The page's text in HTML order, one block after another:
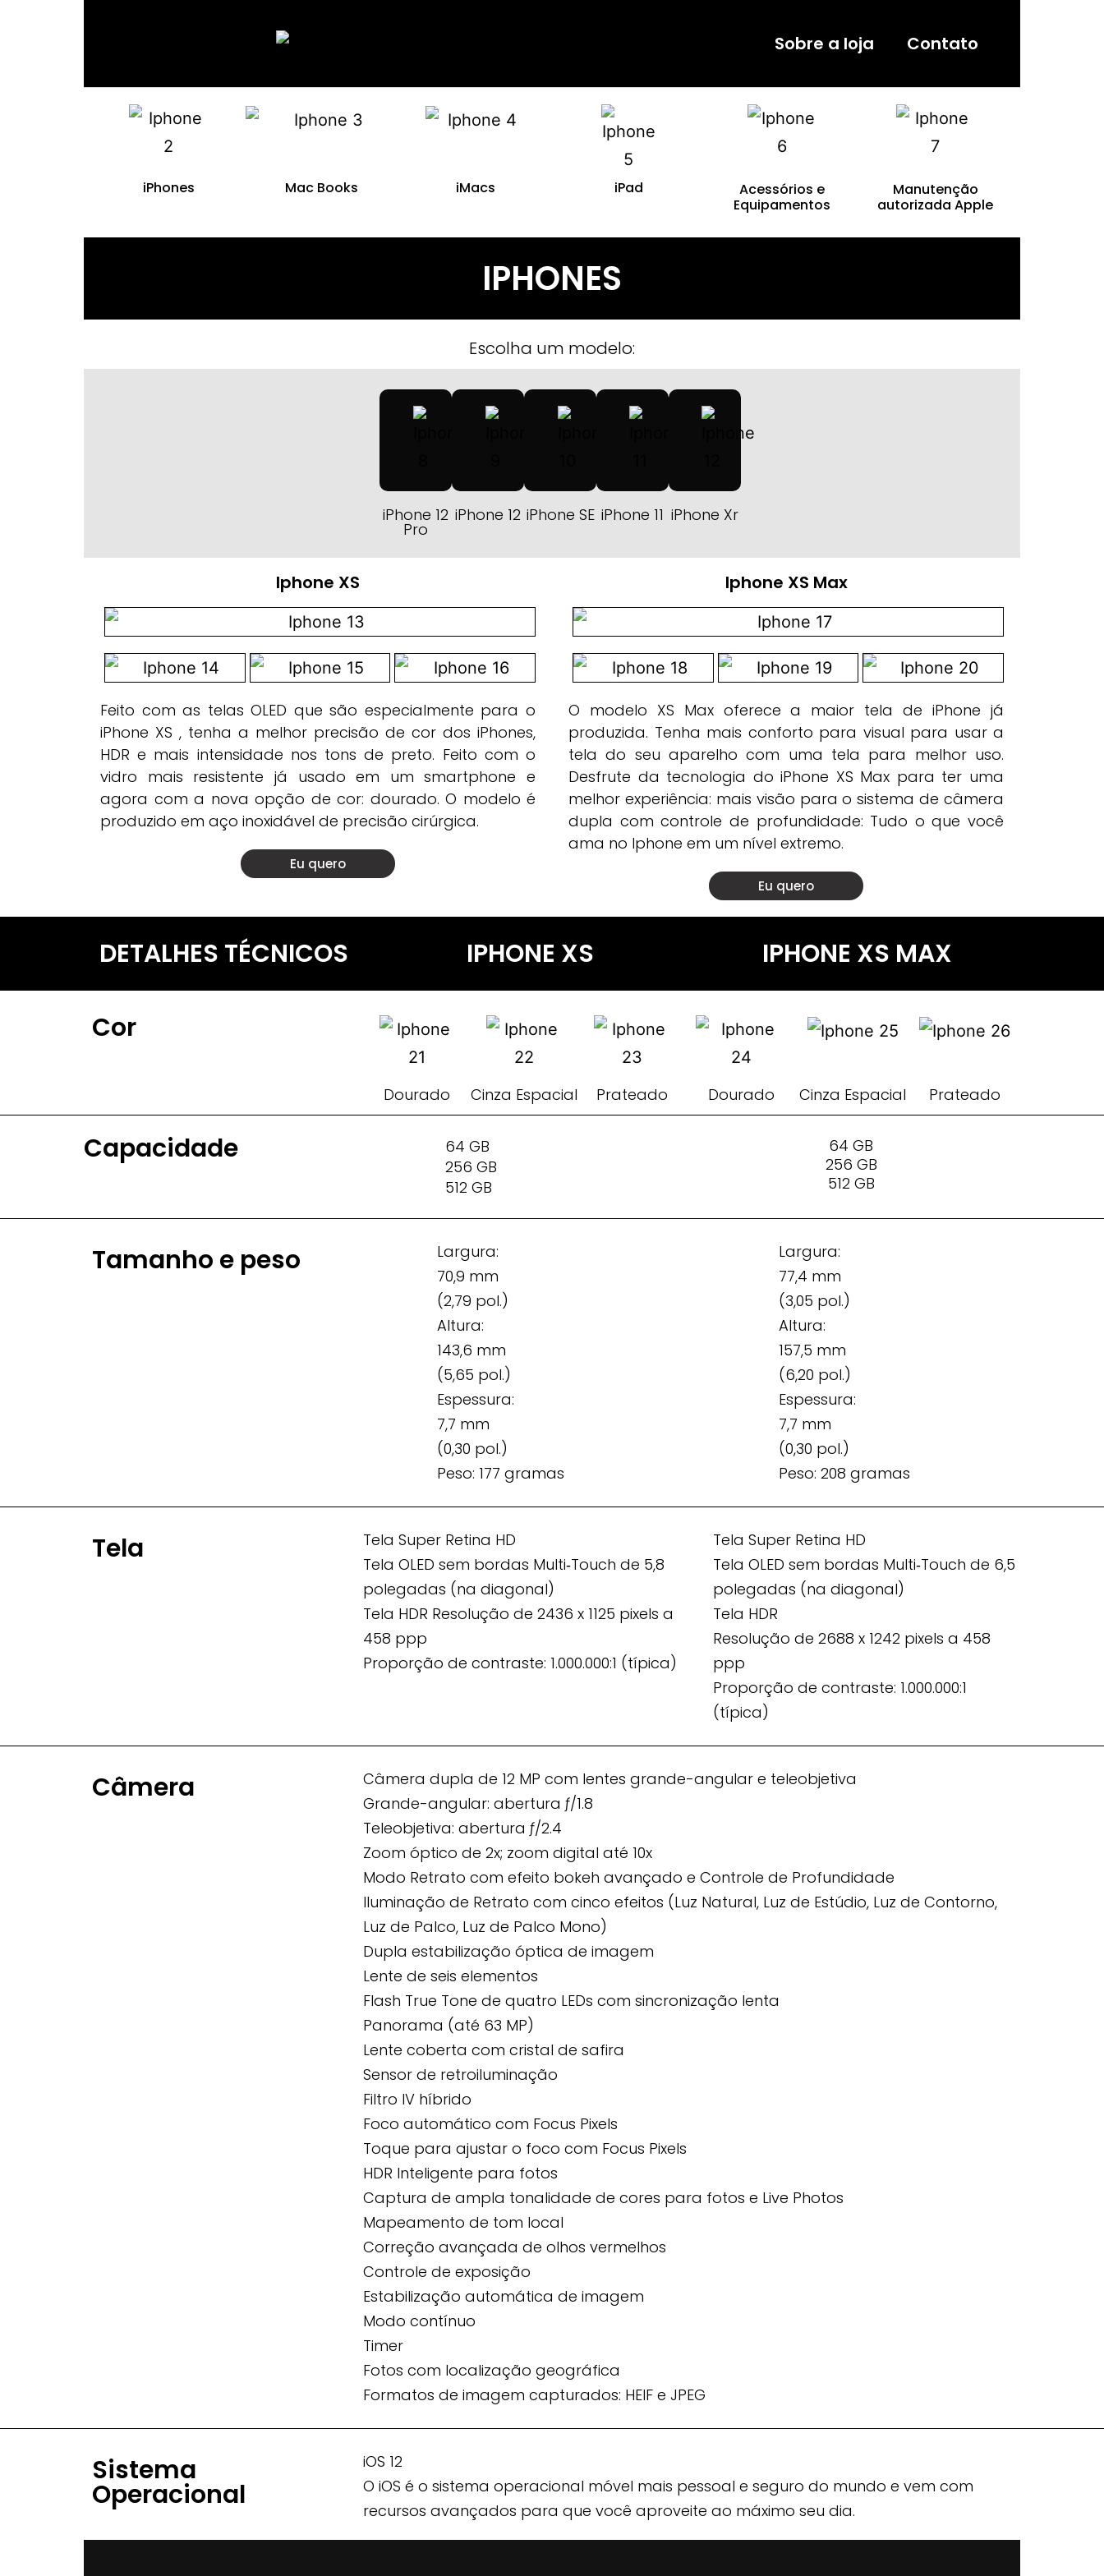
Sobre a loja Contato
iPhones Mac Books iMacs iPad
Acessórios e
Equipamentos
Manutenção
autorizada Apple
IPHONES
Escolha um modelo:
iPhone 12
Pro
iPhone 12 iPhone SE iPhone 11 iPhone Xr
Iphone XS
Feito com as telas OLED que são especialmente para o
iPhone XS , tenha a melhor precisão de cor dos iPhones,
HDR e mais intensidade nos tons de preto. Feito com o
vidro mais resistente já usado em um smartphone e
agora com a nova opção de cor: dourado. O modelo é
produzido em aço inoxidável de precisão cirúrgica.
Eu quero
Iphone XS Max
O modelo XS Max oferece a maior tela de iPhone já
produzida. Tenha mais conforto para visual para usar a
tela do seu aparelho com uma tela para melhor uso.
Desfrute da tecnologia do iPhone XS Max para ter uma
melhor experiência: mais visão para o sistema de câmera
dupla com controle de profundidade: Tudo o que você
ama no Iphone em um nível extremo.
Eu quero
DETALHES TÉCNICOS IPHONE XS IPHONE XS MAX
Cor
Dourado Cinza Espacial Prateado Dourado Cinza Espacial Prateado
Capacidade
64 GB
256 GB
512 GB
64 GB
256 GB
512 GB
Tamanho e peso
Largura:
70,9 mm
(2,79 pol.)
Altura:
143,6 mm
(5,65 pol.)
Espessura:
7,7 mm
(0,30 pol.)
Peso: 177 gramas
Largura:
77,4 mm
(3,05 pol.)
Altura:
157,5 mm
(6,20 pol.)
Espessura:
7,7 mm
(0,30 pol.)
Peso: 208 gramas
Tela
Tela Super Retina HD
Tela OLED sem bordas Multi‑Touch de 5,8
polegadas (na diagonal)
Tela HDR Resolução de 2436 x 1125 pixels a
458 ppp
Proporção de contraste: 1.000.000:1 (típica)
Tela Super Retina HD
Tela OLED sem bordas Multi‑Touch de 6,5
polegadas (na diagonal)
Tela HDR
Resolução de 2688 x 1242 pixels a 458
ppp
Proporção de contraste: 1.000.000:1
(típica)
Câmera
Câmera dupla de 12 MP com lentes grande-angular e teleobjetiva
Grande-angular: abertura ƒ/1.8
Teleobjetiva: abertura ƒ/2.4
Zoom óptico de 2x; zoom digital até 10x
Modo Retrato com efeito bokeh avançado e Controle de Profundidade
Iluminação de Retrato com cinco efeitos (Luz Natural, Luz de Estúdio, Luz de Contorno,
Luz de Palco, Luz de Palco Mono)
Dupla estabilização óptica de imagem
Lente de seis elementos
Flash True Tone de quatro LEDs com sincronização lenta
Panorama (até 63 MP)
Lente coberta com cristal de safira
Sensor de retroiluminação
Filtro IV híbrido
Foco automático com Focus Pixels
Toque para ajustar o foco com Focus Pixels
HDR Inteligente para fotos
Captura de ampla tonalidade de cores para fotos e Live Photos
Mapeamento de tom local
Correção avançada de olhos vermelhos
Controle de exposição
Estabilização automática de imagem
Modo contínuo
Timer
Fotos com localização geográfica
Formatos de imagem capturados: HEIF e JPEG
Sistema
Operacional
iOS 12
O iOS é o sistema operacional móvel mais pessoal e seguro do mundo e vem com
recursos avançados para que você aproveite ao máximo seu dia.